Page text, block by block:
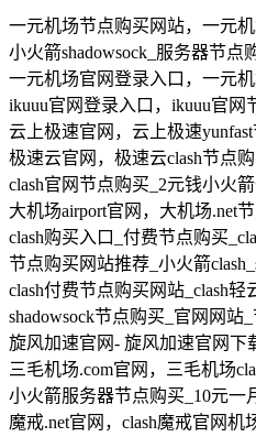
一元机场节点购买网站，一元
小火箭shadowsock_服务器节点
一元机场官网登录入口，一元
ikuuu官网登录入口，ikuuu官网
云上极速官网，云上极速
极速云官网，极速云clash节点
clash官网节点购买_2元钱小火
大机场airport官网，大机场.net
clash购买入口_付费节点购买
节点购买网站推荐_小火箭
clash付费节点购买网站_clash轻
shadowsock节点购买_官网网站
旋风加速官网- 旋风加速官网下
三毛机场.com官网，三毛机场
小火箭服务器节点购买_10元一
魔戒.net官网，clash魔戒官网机